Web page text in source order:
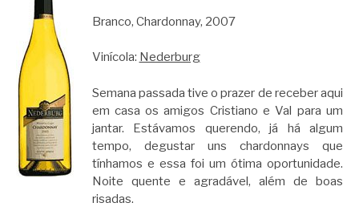
Branco, Chardonnay, 2007
Vinícola: Nederburg
Semana passada tive o prazer de receber aqui
em casa os amigos Cristiano e Val para um
jantar. Estávamos querendo, já há algum
tempo, degustar uns chardonnays que
tínhamos e essa foi um ótima oportunidade.
Noite quente e agradável, além de boas
risadas.